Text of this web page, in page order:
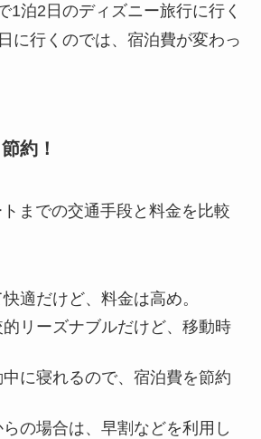
1泊2日のディズニー旅行に行く
に行くのでは、宿泊費が変わっ
約！
までの交通手段と料金を比較
適だけど、料金は高め。
的リーズナブルだけど、移動時
中に寝れるので、宿泊費を節約
の場合は、早割などを利用し